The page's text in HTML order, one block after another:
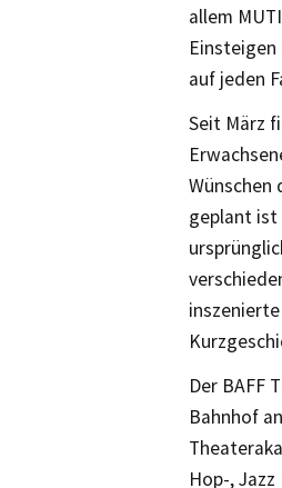
allem
Einsteigen
auf jeden
Seit März
Wünschen
geplant ist
Der BAFF
Bahnhof
Hop-,